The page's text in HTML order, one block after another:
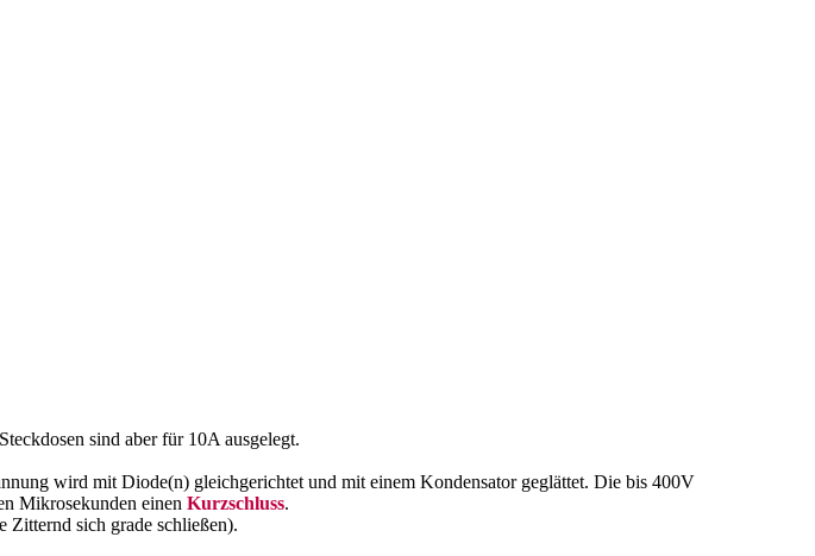
sind aber für 10A ausgelegt.
wird mit Diode(n) gleichgerichtet und mit einem Kondensator geglättet. Die bis 400V
Mikrosekunden einen Kurzschluss.
sich grade schließen).